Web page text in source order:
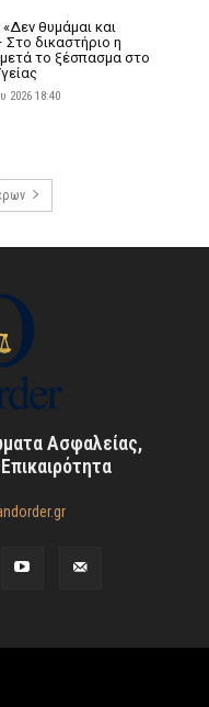
θυμάμαι και
δικαστήριο η
το ξέσπασμα στο
2026 18:40
Ασφαλείας,